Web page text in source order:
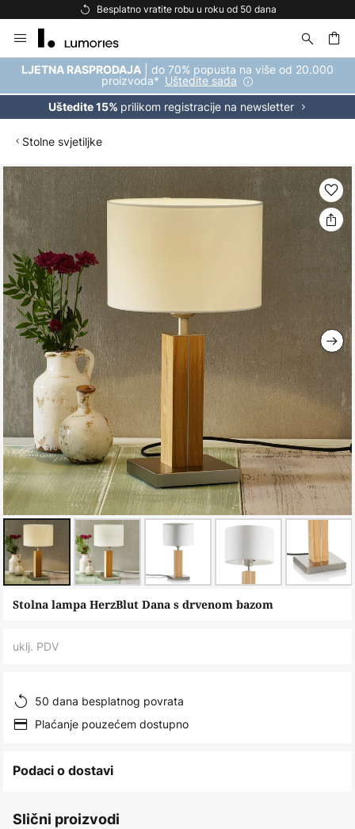
Besplatno vratite robu u roku od 50 dana
to
Content
LJETNA RASPRODAJA | do 70% popusta na više od 20.000
proizvoda* Uštedite sada
Uštedite 15% prilikom registracije na newsletter
Stolne svjetiljke
Skip
to
the
end
of
the
images
gallery
Skip
beginning
the
images
Stolna lampa HerzBlut Dana s drvenom bazom
uklj. PDV
50 dana besplatnog povrata
Plaćanje pouzećem dostupno
Podaci o dostavi
Slični proizvodi